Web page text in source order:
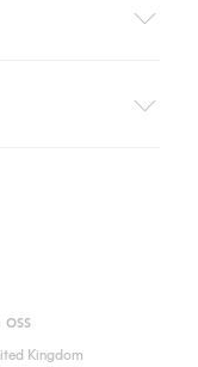
efter du
Kingdom